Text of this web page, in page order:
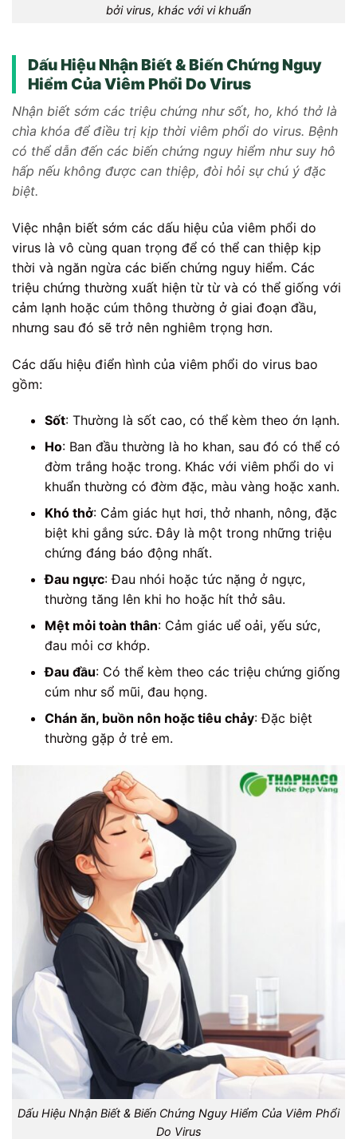
bởi virus, khác với vi khuẩn
Dấu Hiệu Nhận Biết & Biến Chứng Nguy
Hiểm Của Viêm Phổi Do Virus
Nhận biết sớm các triệu chứng như sốt, ho, khó thở là
chìa khóa để điều trị kịp thời viêm phổi do virus. Bệnh
có thể dẫn đến các biến chứng nguy hiểm như suy hô
hấp nếu không được can thiệp, đòi hỏi sự chú ý đặc
biệt.
Việc nhận biết sớm các dấu hiệu của viêm phổi do
virus là vô cùng quan trọng để có thể can thiệp kịp
thời và ngăn ngừa các biến chứng nguy hiểm. Các
triệu chứng thường xuất hiện từ từ và có thể giống với
cảm lạnh hoặc cúm thông thường ở giai đoạn đầu,
nhưng sau đó sẽ trở nên nghiêm trọng hơn.
Các dấu hiệu điển hình của viêm phổi do virus bao
gồm:
Sốt: Thường là sốt cao, có thể kèm theo ớn lạnh.
Ho: Ban đầu thường là ho khan, sau đó có thể có
đờm trắng hoặc trong. Khác với viêm phổi do vi
khuẩn thường có đờm đặc, màu vàng hoặc xanh.
Khó thở: Cảm giác hụt hơi, thở nhanh, nông, đặc
biệt khi gắng sức. Đây là một trong những triệu
chứng đáng báo động nhất.
Đau ngực: Đau nhói hoặc tức nặng ở ngực,
thường tăng lên khi ho hoặc hít thở sâu.
Mệt mỏi toàn thân: Cảm giác uể oải, yếu sức,
đau mỏi cơ khớp.
Đau đầu: Có thể kèm theo các triệu chứng giống
cúm như sổ mũi, đau họng.
Chán ăn, buồn nôn hoặc tiêu chảy: Đặc biệt
thường gặp ở trẻ em.
Dấu Hiệu Nhận Biết & Biến Chứng Nguy Hiểm Của Viêm Phổi
Do Virus